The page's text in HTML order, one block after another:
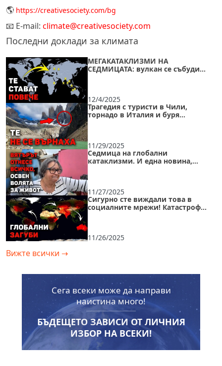
🌎 https://creativesociety.com/bg
📧 E-mail: climate@creativesociety.com
Последни доклади за климата
МЕГАКАТАКЛИЗМИ НА
СЕДМИЦАТА: вулкан се събуди
12/4/2025
Трагедия с туристи в Чили,
торнадо в Италия и буря
11/29/2025
Седмица на глобални
катаклизми. И една новина,
11/27/2025
Сигурно сте виждали това в
социалните мрежи! Катастрофи,
11/26/2025
Вижте всички →
Сега всеки може да направи
наистина много!
БЪДЕЩЕТО ЗАВИСИ ОТ ЛИЧНИЯ
ИЗБОР НА ВСЕКИ!